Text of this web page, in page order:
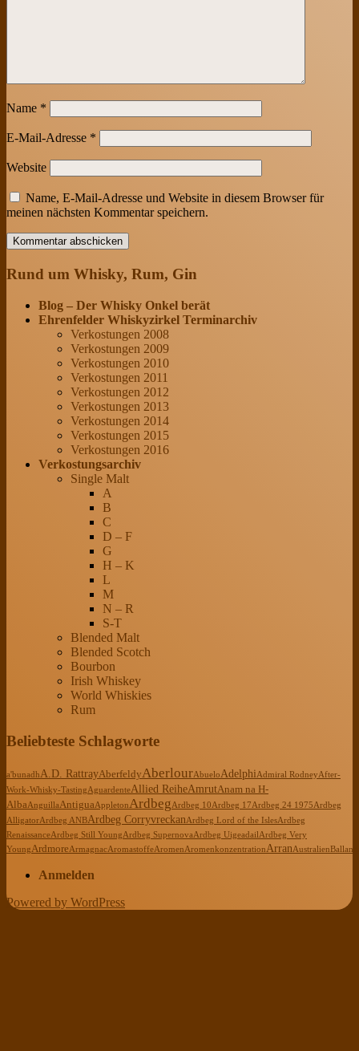
Name *
E-Mail-Adresse *
Website
Name, E-Mail-Adresse und Website in diesem Browser für
meinen nächsten Kommentar speichern.
Rund um Whisky, Rum, Gin
Blog – Der Whisky Onkel berät
Ehrenfelder Whiskyzirkel Terminarchiv
Verkostungen 2008
Verkostungen 2009
Verkostungen 2010
Verkostungen 2011
Verkostungen 2012
Verkostungen 2013
Verkostungen 2014
Verkostungen 2015
Verkostungen 2016
Verkostungsarchiv
Single Malt
A
B
C
D – F
G
H – K
L
M
N – R
S-T
Blended Malt
Blended Scotch
Bourbon
Irish Whiskey
World Whiskies
Rum
Beliebteste Schlagworte
a'bunadhA.D. RattrayAberfeldyAberlourAbueloAdelphiAdmiral RodneyAfter-
Work-Whisky-TastingAguardenteAllied ReiheAmrutAnam na H-
AlbaAnguillaAntiguaAppletonArdbegArdbeg 10Ardbeg 17Ardbeg 24 1975Ardbeg
AlligatorArdbeg ANBArdbeg CorryvreckanArdbeg Lord of the IslesArdbeg
RenaissanceArdbeg Still YoungArdbeg SupernovaArdbeg UigeadailArdbeg Very
YoungArdmoreArmagnacAromastoffeAromenAromenkonzentrationArranAustralien
Anmelden
Powered by WordPress